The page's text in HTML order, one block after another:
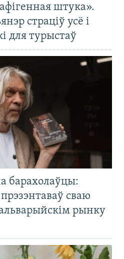
штука».
страціў усё і
для турыстаў
барахолаўцы:
сваю
рынку